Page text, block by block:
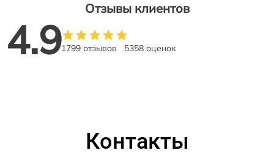
Отзывы клиентов
4.91799 отзывов 5358 оценок
Контакты